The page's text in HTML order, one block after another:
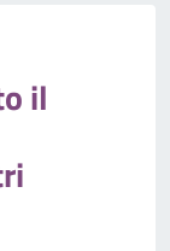
il